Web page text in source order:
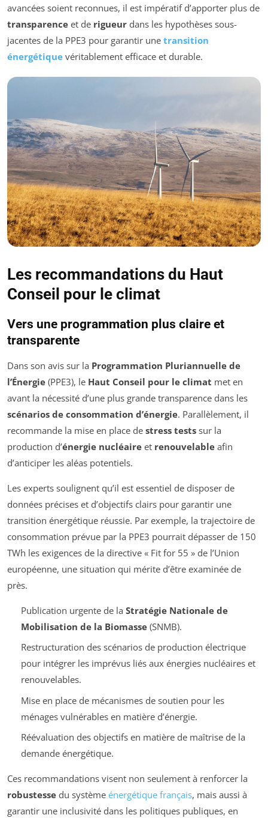
avancées soient reconnues, il est impératif d’apporter plus de
transparence et de rigueur dans les hypothèses sous-
jacentes de la PPE3 pour garantir une transition
énergétique véritablement efficace et durable.
Les recommandations du Haut
Conseil pour le climat
Vers une programmation plus claire et
transparente
Dans son avis sur la Programmation Pluriannuelle de
l’Énergie (PPE3), le Haut Conseil pour le climat met en
avant la nécessité d’une plus grande transparence dans les
scénarios de consommation d’énergie. Parallèlement, il
recommande la mise en place de stress tests sur la
production d’énergie nucléaire et renouvelable afin
d’anticiper les aléas potentiels.
Les experts soulignent qu’il est essentiel de disposer de
données précises et d’objectifs clairs pour garantir une
transition énergétique réussie. Par exemple, la trajectoire de
consommation prévue par la PPE3 pourrait dépasser de 150
TWh les exigences de la directive « Fit for 55 » de l’Union
européenne, une situation qui mérite d’être examinée de
près.
Publication urgente de la Stratégie Nationale de
Mobilisation de la Biomasse(SNMB).
Restructuration des scénarios de production électrique
pour intégrer les imprévus liés aux énergies nucléaires et
renouvelables.
Mise en place de mécanismes de soutien pour les
ménages vulnérables en matière d’énergie.
Réévaluation des objectifs en matière de maîtrise de la
demande énergétique.
Ces recommandations visent non seulement à renforcer la
robustesse du système énergétique français, mais aussi à
garantir une inclusivité dans les politiques publiques, en